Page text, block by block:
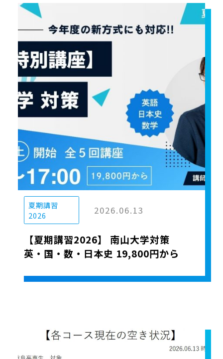
夏期講習
2026
2026.06.13
【夏期講習2026】 南山大学対策
英・国・数・日本史 19,800円から